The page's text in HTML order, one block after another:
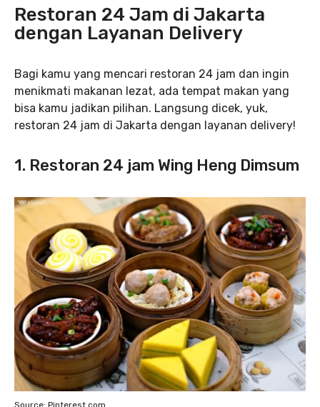
Restoran 24 Jam di Jakarta
dengan Layanan Delivery
Bagi kamu yang mencari restoran 24 jam dan ingin
menikmati makanan lezat, ada tempat makan yang
bisa kamu jadikan pilihan. Langsung dicek, yuk,
restoran 24 jam di Jakarta dengan layanan delivery!
1. Restoran 24 jam Wing Heng Dimsum
Source: Pinterest.com